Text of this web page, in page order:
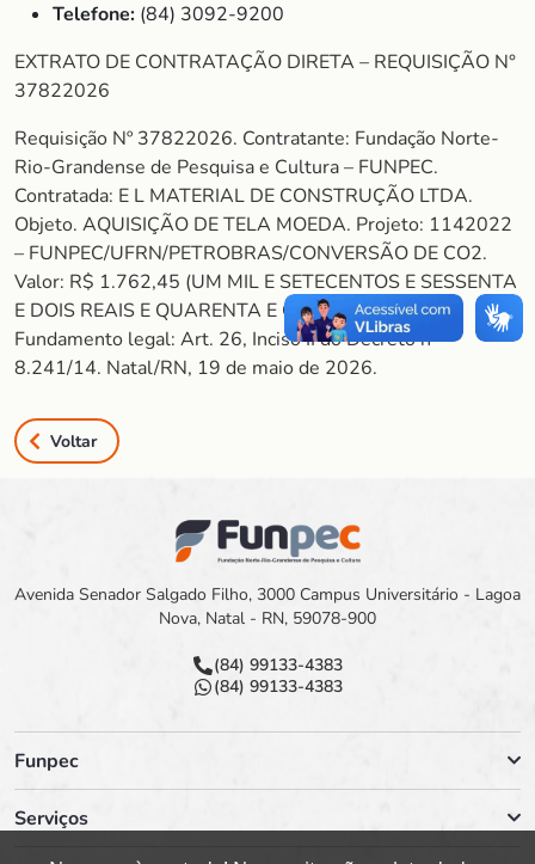
Telefone: (84) 3092-9200
EXTRATO DE CONTRATAÇÃO DIRETA – REQUISIÇÃO N°
37822026
Requisição Nº 37822026. Contratante: Fundação Norte-
Rio-Grandense de Pesquisa e Cultura – FUNPEC.
Contratada: E L MATERIAL DE CONSTRUÇÃO LTDA.
Objeto. AQUISIÇÃO DE TELA MOEDA. Projeto: 1142022
– FUNPEC/UFRN/PETROBRAS/CONVERSÃO DE CO2.
Valor: R$ 1.762,45 (UM MIL E SETECENTOS E SESSENTA
E DOIS REAIS E QUARENTA E CINCO CENTAVOS).
Fundamento legal: Art. 26, Inciso II do Decreto nº
8.241/14. Natal/RN, 19 de maio de 2026.
Voltar
Avenida Senador Salgado Filho, 3000 Campus Universitário - Lagoa
Nova, Natal - RN, 59078-900
(84) 99133-4383
(84) 99133-4383
Funpec
Serviços